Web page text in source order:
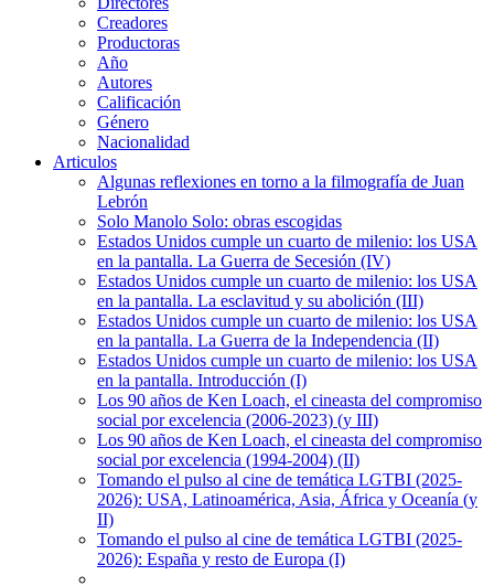
Creadores
Productoras
Año
Autores
Calificación
Género
Nacionalidad
Articulos
Algunas reflexiones en torno a la filmografía de Juan
Lebrón
Solo Manolo Solo: obras escogidas
Estados Unidos cumple un cuarto de milenio: los USA
en la pantalla. La Guerra de Secesión (IV)
Estados Unidos cumple un cuarto de milenio: los USA
en la pantalla. La esclavitud y su abolición (III)
Estados Unidos cumple un cuarto de milenio: los USA
en la pantalla. La Guerra de la Independencia (II)
Estados Unidos cumple un cuarto de milenio: los USA
en la pantalla. Introducción (I)
Los 90 años de Ken Loach, el cineasta del compromiso
social por excelencia (2006-2023) (y III)
Los 90 años de Ken Loach, el cineasta del compromiso
social por excelencia (1994-2004) (II)
Tomando el pulso al cine de temática LGTBI (2025-
2026): USA, Latinoamérica, Asia, África y Oceanía (y
II)
Tomando el pulso al cine de temática LGTBI (2025-
2026): España y resto de Europa (I)